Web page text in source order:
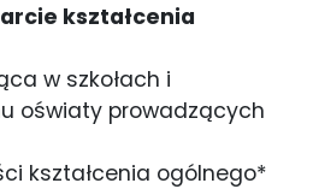
kształcenia
w szkołach i
oświaty prowadzących
kształcenia ogólnego*